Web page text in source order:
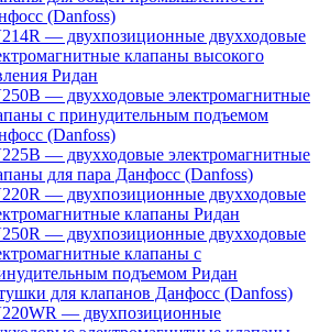
(Danfoss)
— двухпозиционные двухходовые
клапаны высокого
Ридан
— двухходовые электромагнитные
с принудительным подъемом
(Danfoss)
— двухходовые электромагнитные
для пара Данфосс (Danfoss)
— двухпозиционные двухходовые
клапаны Ридан
— двухпозиционные двухходовые
клапаны с
подъемом Ридан
для клапанов Данфосс (Danfoss)
— двухпозиционные